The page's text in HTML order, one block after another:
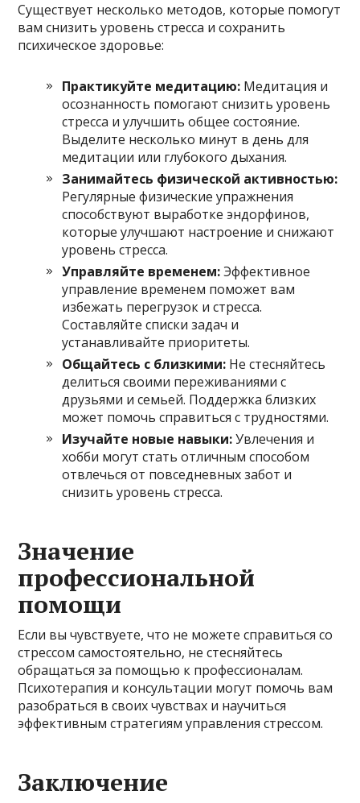
Существует несколько методов, которые помогут
вам снизить уровень стресса и сохранить
психическое здоровье:
Практикуйте медитацию: Медитация и
осознанность помогают снизить уровень
стресса и улучшить общее состояние.
Выделите несколько минут в день для
медитации или глубокого дыхания.
Занимайтесь физической активностью:
Регулярные физические упражнения
способствуют выработке эндорфинов,
которые улучшают настроение и снижают
уровень стресса.
Управляйте временем:Эффективное
управление временем поможет вам
избежать перегрузок и стресса.
Составляйте списки задач и
устанавливайте приоритеты.
Общайтесь с близкими: Не стесняйтесь
делиться своими переживаниями с
друзьями и семьей. Поддержка близких
может помочь справиться с трудностями.
Изучайте новые навыки:Увлечения и
хобби могут стать отличным способом
отвлечься от повседневных забот и
снизить уровень стресса.
Значение
профессиональной
помощи
Если вы чувствуете, что не можете справиться со
стрессом самостоятельно, не стесняйтесь
обращаться за помощью к профессионалам.
Психотерапия и консультации могут помочь вам
разобраться в своих чувствах и научиться
эффективным стратегиям управления стрессом.
Заключение